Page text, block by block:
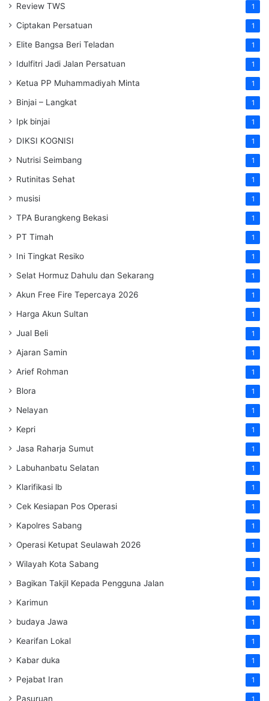
Review TWS 1
Ciptakan Persatuan 1
Elite Bangsa Beri Teladan 1
Idulfitri Jadi Jalan Persatuan 1
Ketua PP Muhammadiyah Minta 1
Binjai – Langkat 1
Ipk binjai 1
DIKSI KOGNISI 1
Nutrisi Seimbang 1
Rutinitas Sehat 1
musisi 1
TPA Burangkeng Bekasi 1
PT Timah 1
Ini Tingkat Resiko 1
Selat Hormuz Dahulu dan Sekarang 1
Akun Free Fire Tepercaya 2026 1
Harga Akun Sultan 1
Jual Beli 1
Ajaran Samin 1
Arief Rohman 1
Blora 1
Nelayan 1
Kepri 1
Jasa Raharja Sumut 1
Labuhanbatu Selatan 1
Klarifikasi lb 1
Cek Kesiapan Pos Operasi 1
Kapolres Sabang 1
Operasi Ketupat Seulawah 2026 1
Wilayah Kota Sabang 1
Bagikan Takjil Kepada Pengguna Jalan 1
Karimun 1
budaya Jawa 1
Kearifan Lokal 1
Kabar duka 1
Pejabat Iran 1
Pasuruan 1